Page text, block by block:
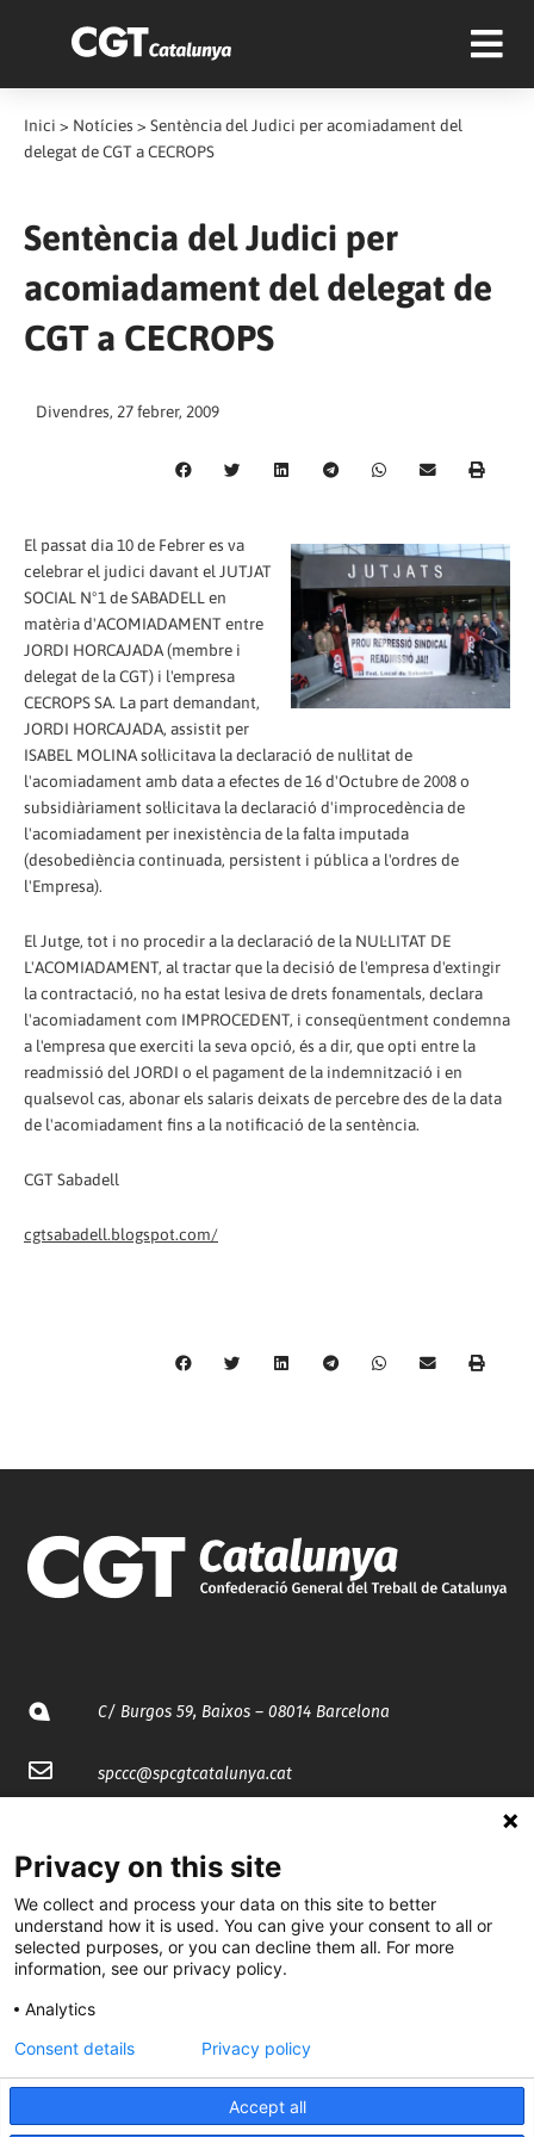
Inici > Notícies > Sentència del Judici per acomiadament del
delegat de CGT a CECROPS
Sentència del Judici per
acomiadament del delegat de
CGT a CECROPS
Divendres, 27 febrer, 2009
El passat dia 10 de Febrer es va
celebrar el judici davant el JUTJAT
SOCIAL Nº1 de SABADELL en
matèria d'ACOMIADAMENT entre
JORDI HORCAJADA (membre i
delegat de la CGT) i l'empresa
CECROPS SA. La part demandant,
JORDI HORCAJADA, assistit per
ISABEL MOLINA sol·licitava la declaració de nul·litat de
l'acomiadament amb data a efectes de 16 d'Octubre de 2008 o
subsidiàriament sol·licitava la declaració d'improcedència de
l'acomiadament per inexistència de la falta imputada
(desobediència continuada, persistent i pública a l'ordres de
l'Empresa).
El Jutge, tot i no procedir a la declaració de la NUL·LITAT DE
L'ACOMIADAMENT, al tractar que la decisió de l'empresa d'extingir
la contractació, no ha estat lesiva de drets fonamentals, declara
l'acomiadament com IMPROCEDENT, i conseqüentment condemna
a l'empresa que exerciti la seva opció, és a dir, que opti entre la
readmissió del JORDI o el pagament de la indemnització i en
qualsevol cas, abonar els salaris deixats de percebre des de la data
de l'acomiadament fins a la notificació de la sentència.
CGT Sabadell
cgtsabadell.blogspot.com/
C/ Burgos 59, Baixos – 08014 Barcelona
spccc@spcgtcatalunya.cat
@CGTCatalunya
cgtcatalunya
cgtcatalunya
Privacy on this site
We collect and process your data on this site to better
understand how it is used. You can give your consent to all or
selected purposes, or you can decline them all. For more
information, see our privacy policy.
Analytics
Accept all
Consent details Privacy policy